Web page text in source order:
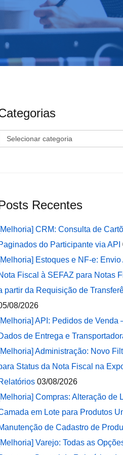
Categorias
Recentes
CRM: Consulta de
do Participante via API
Estoques e NF-e: Envio
Fiscal à SEFAZ para Notas
partir da Requisição de
08/2026
API: Pedidos de Venda
de Entrega e
Administração: Novo
Status da Nota Fiscal na
03/08/2026
Compras: Alteração de
em Lote para Produtos
de Cadastro de
Varejo: Todas as